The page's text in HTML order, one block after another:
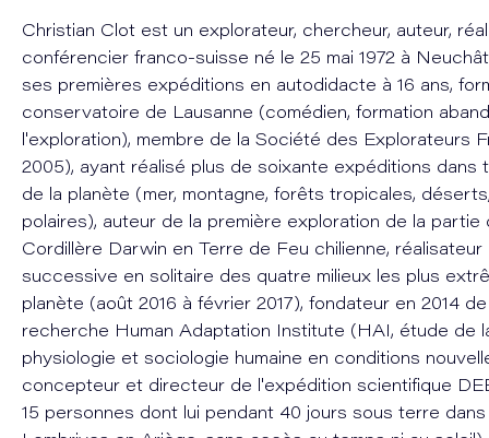
Christian Clot est un explorateur, chercheur, auteur,
conférencier franco-suisse né le 25 mai 1972 à
ses premières expéditions en autodidacte à 16 ans,
conservatoire de Lausanne (comédien, formation
l'exploration), membre de la Société des Explorateurs
2005), ayant réalisé plus de soixante expéditions dans
de la planète (mer, montagne, forêts tropicales,
polaires), auteur de la première exploration de la partie
Cordillère Darwin en Terre de Feu chilienne,
successive en solitaire des quatre milieux les plus
planète (août 2016 à février 2017), fondateur en 2014
recherche Human Adaptation Institute (HAI, étude de
physiologie et sociologie humaine en conditions
concepteur et directeur de l'expédition scientifique
15 personnes dont lui pendant 40 jours sous terre